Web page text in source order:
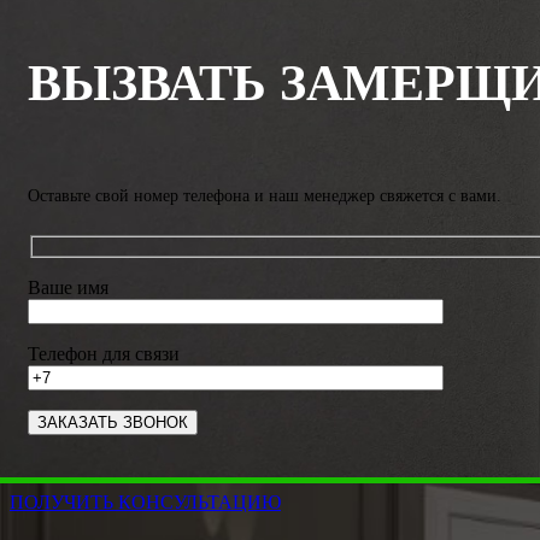
ВЫЗВАТЬ
Оставьте свой номер телефона и наш менеджер свяжется с вами.
Ваше имя
Телефон для связи
ПОЛУЧИТЬ КОНСУЛЬТАЦИЮ